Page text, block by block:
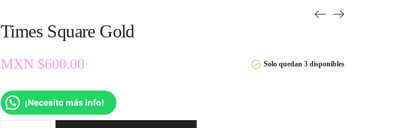
Times Square Gold
Solo quedan 3 disponibles
MXN $600.00
¡Necesito más info!